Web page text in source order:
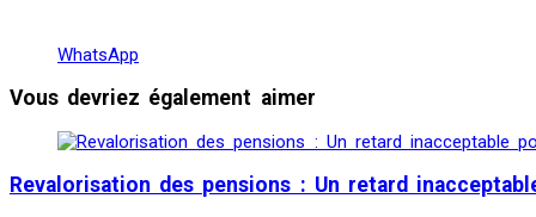
WhatsApp
Vous devriez également aimer
Revalorisation des pensions : Un retard